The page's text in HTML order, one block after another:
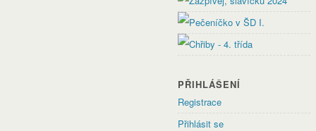
PŘIHLÁŠENÍ
Registrace
Přihlásit se